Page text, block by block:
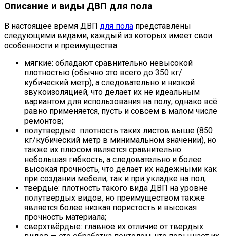
Описание и виды ДВП для пола
В настоящее время ДВП для пола представлены
следующими видами, каждый из которых имеет свои
особенности и преимущества:
мягкие: обладают сравнительно невысокой
плотностью (обычно это всего до 350 кг/
кубический метр), а следовательно и низкой
звукоизоляцией, что делает их не идеальным
вариантом для использования на полу, однако всё
равно применяется, пусть и совсем в малом числе
ремонтов;
полутвердые: плотность таких листов выше (850
кг/кубический метр в минимальном значении), но
также их плюсом является сравнительно
небольшая гибкость, а следовательно и более
высокая прочность, что делает их надежными как
при создании мебели, так и при укладке на пол;
твёрдые: плотность такого вида ДВП на уровне
полутвердых видов, но преимуществом также
является более низкая пористость и высокая
прочность материала;
сверхтвёрдые: главное их отличие от твердых